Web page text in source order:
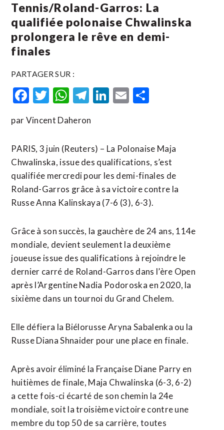
Tennis/Roland-Garros: La
qualifiée polonaise Chwalinska
prolongera le rêve en demi-
finales
PARTAGER SUR :
Facebook
Twitter
WhatsApp
Telegram
LinkedIn
Email
par Vincent Daheron
PARIS, 3 juin (Reuters) – La Polonaise Maja
Chwalinska, issue des qualifications, s’est
qualifiée mercredi pour les demi-finales de
Roland-Garros grâce à sa victoire contre la
Russe Anna ​Kalinskaya (7-6 (3), ‌6-3).
Grâce à son succès, la ​gauchère de ⁠24 ans, 114e
mondiale, devient seulement la deuxième
‌joueuse issue ‌des qualifications à rejoindre le
dernier carré de Roland-Garros dans l’ère Open
après l’Argentine Nadia Podoroska en ​2020, la
sixième dans un tournoi du Grand Chelem.
Elle défiera la Biélorusse Aryna Sabalenka ou la
Russe Diana Shnaider pour une place en finale.
Après avoir éliminé la Française Diane Parry en
⁠huitièmes de finale, Maja Chwalinska (6-3, 6-2)
a cette ⁠fois-ci écarté de son chemin la 24e
mondiale, soit la troisième victoire contre une
membre du top 50 de sa carrière, toutes